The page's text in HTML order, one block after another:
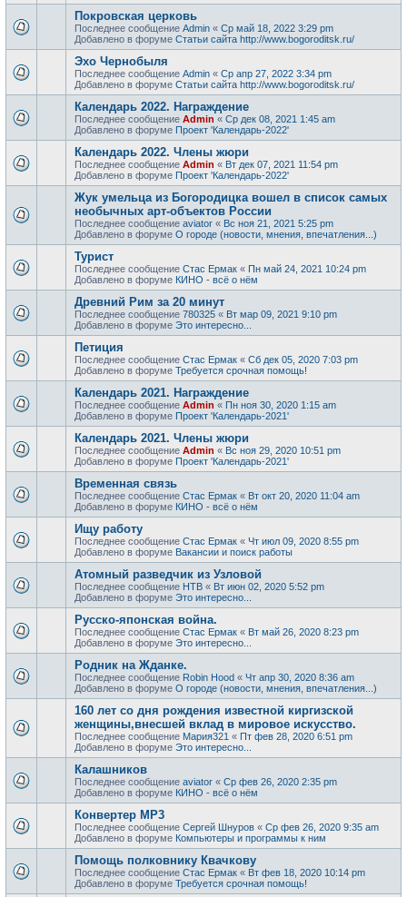
Покровская церковь
Последнее сообщение Admin « Ср май 18, 2022 3:29 pm
Добавлено в форуме Статьи сайта http://www.bogoroditsk.ru/
Эхо Чернобыля
Последнее сообщение Admin « Ср апр 27, 2022 3:34 pm
Добавлено в форуме Статьи сайта http://www.bogoroditsk.ru/
Календарь 2022. Награждение
Последнее сообщение Admin « Ср дек 08, 2021 1:45 am
Добавлено в форуме Проект 'Календарь-2022'
Календарь 2022. Члены жюри
Последнее сообщение Admin « Вт дек 07, 2021 11:54 pm
Добавлено в форуме Проект 'Календарь-2022'
Жук умельца из Богородицка вошел в список самых
необычных арт-объектов России
Последнее сообщение aviator « Вс ноя 21, 2021 5:25 pm
Добавлено в форуме О городе (новости, мнения, впечатления...)
Турист
Последнее сообщение Стас Ермак « Пн май 24, 2021 10:24 pm
Добавлено в форуме КИНО - всё о нём
Древний Рим за 20 минут
Последнее сообщение 780325 « Вт мар 09, 2021 9:10 pm
Добавлено в форуме Это интересно...
Петиция
Последнее сообщение Стас Ермак « Сб дек 05, 2020 7:03 pm
Добавлено в форуме Требуется срочная помощь!
Календарь 2021. Награждение
Последнее сообщение Admin « Пн ноя 30, 2020 1:15 am
Добавлено в форуме Проект 'Календарь-2021'
Календарь 2021. Члены жюри
Последнее сообщение Admin « Вс ноя 29, 2020 10:51 pm
Добавлено в форуме Проект 'Календарь-2021'
Временная связь
Последнее сообщение Стас Ермак « Вт окт 20, 2020 11:04 am
Добавлено в форуме КИНО - всё о нём
Ищу работу
Последнее сообщение Стас Ермак « Чт июл 09, 2020 8:55 pm
Добавлено в форуме Вакансии и поиск работы
Атомный разведчик из Узловой
Последнее сообщение НТВ « Вт июн 02, 2020 5:52 pm
Добавлено в форуме Это интересно...
Русско-японская война.
Последнее сообщение Стас Ермак « Вт май 26, 2020 8:23 pm
Добавлено в форуме Это интересно...
Родник на Жданке.
Последнее сообщение Robin Hood « Чт апр 30, 2020 8:36 am
Добавлено в форуме О городе (новости, мнения, впечатления...)
160 лет со дня рождения известной киргизской
женщины,внесшей вклад в мировое искусство.
Последнее сообщение Мария321 « Пт фев 28, 2020 6:51 pm
Добавлено в форуме Это интересно...
Калашников
Последнее сообщение aviator « Ср фев 26, 2020 2:35 pm
Добавлено в форуме КИНО - всё о нём
Конвертер MP3
Последнее сообщение Сергей Шнуров « Ср фев 26, 2020 9:35 am
Добавлено в форуме Компьютеры и программы к ним
Помощь полковнику Квачкову
Последнее сообщение Стас Ермак « Вт фев 18, 2020 10:14 pm
Добавлено в форуме Требуется срочная помощь!